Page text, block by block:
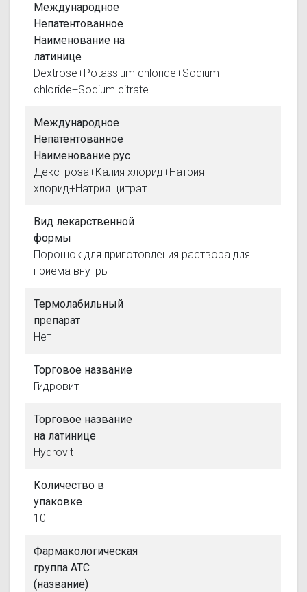
Международное
Непатентованное
Наименование на
латинице
Dextrose+Potassium chloride+Sodium
chloride+Sodium citrate
Международное
Непатентованное
Наименование рус
Декстроза+Калия хлорид+Натрия
хлорид+Натрия цитрат
Вид лекарственной
формы
Порошок для приготовления раствора для
приема внутрь
Термолабильный
препарат
Нет
Торговое название
Гидровит
Торговое название
на латинице
Hydrovit
Количество в
упаковке
10
Фармакологическая
группа АТС
(название)